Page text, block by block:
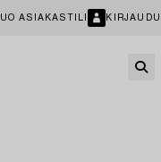
ASIAKASTILI KIRJAUDU